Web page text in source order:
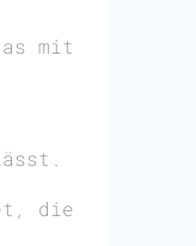
mit
die